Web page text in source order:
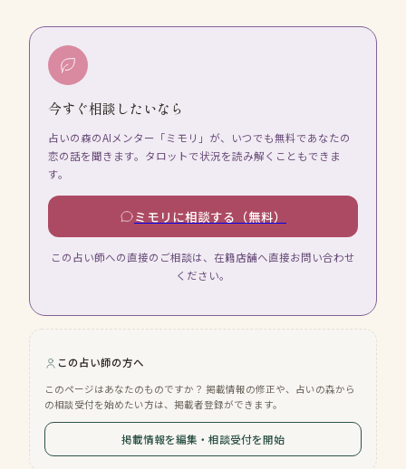
今すぐ相談したいなら
占いの森のAIメンター「ミモリ」が、いつでも無料であなたの
恋の話を聞きます。タロットで状況を読み解くこともできま
す。
ミモリに相談する（無料）
この占い師への直接のご相談は、在籍店舗へ直接お問い合わせ
ください。
この占い師の方へ
このページはあなたのものですか？ 掲載情報の修正や、占いの森から
の相談受付を始めたい方は、掲載者登録ができます。
掲載情報を編集・相談受付を開始